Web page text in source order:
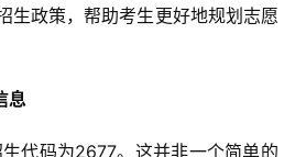
生政策，帮助考生更好地规划志愿
息